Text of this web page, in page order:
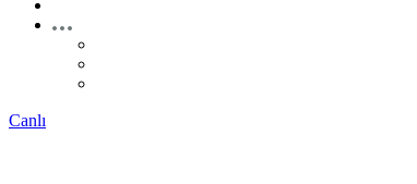
Canlı